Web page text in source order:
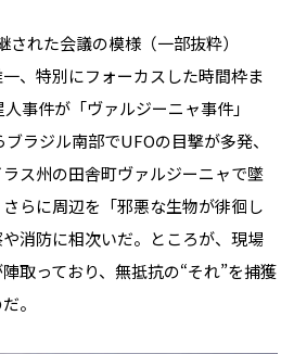
された会議の模様（一部抜粋）
、特別にフォーカスした時間枠ま
事件が「ヴァルジーニャ事件」
ラジル南部でUFOの目撃が多発、
ス州の田舎町ヴァルジーニャで墜
らに周辺を「邪悪な生物が徘徊し
消防に相次いだ。ところが、現場
取っており、無抵抗の“それ”を捕獲
。